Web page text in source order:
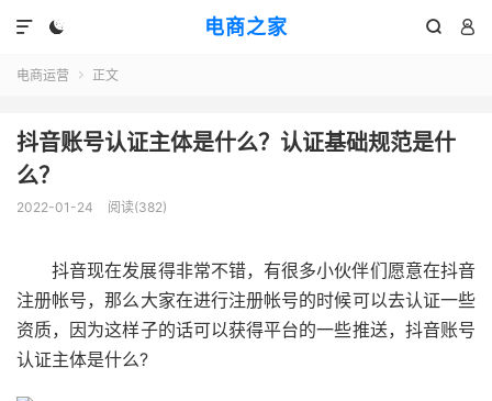
电商之家 
 

电商运营  正文
抖音账号认证主体是什么？认证基础规范是什
么？
2022-01-24 阅读(382)
抖音现在发展得非常不错，有很多小伙伴们愿意在抖音
注册帐号，那么大家在进行注册帐号的时候可以去认证一些
资质，因为这样子的话可以获得平台的一些推送，抖音账号
认证主体是什么?